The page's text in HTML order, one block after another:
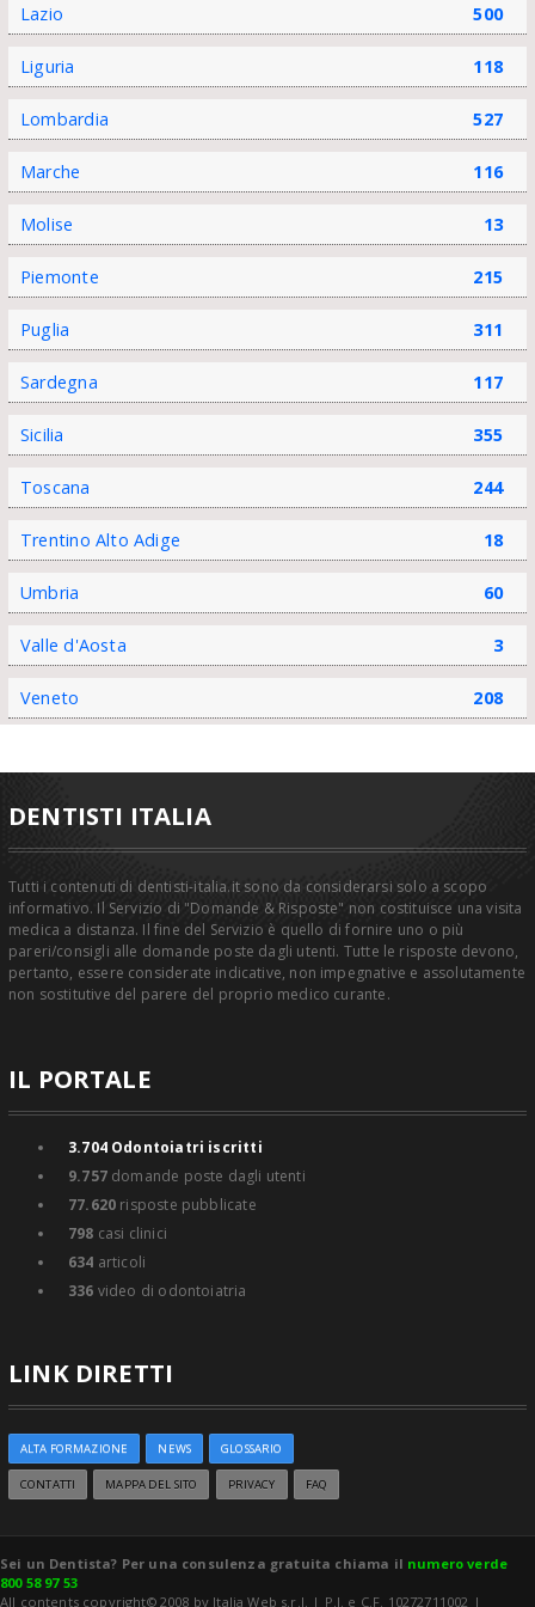
Lazio 500
Liguria 118
Lombardia 527
Marche 116
Molise 13
Piemonte 215
Puglia 311
Sardegna 117
Sicilia 355
Toscana 244
Trentino Alto Adige 18
Umbria 60
Valle d'Aosta 3
Veneto 208
DENTISTI ITALIA
Tutti i contenuti di dentisti-italia.it sono da considerarsi solo a scopo
informativo. Il Servizio di "Domande & Risposte" non costituisce una visita
medica a distanza. Il fine del Servizio è quello di fornire uno o più
pareri/consigli alle domande poste dagli utenti. Tutte le risposte devono,
pertanto, essere considerate indicative, non impegnative e assolutamente
non sostitutive del parere del proprio medico curante.
IL PORTALE
3.704Odontoiatri iscritti
9.757domande poste dagli utenti
77.620 risposte pubblicate
798 casi clinici
634 articoli
336 video di odontoiatria
LINK DIRETTI
ALTA FORMAZIONE NEWS GLOSSARIO
CONTATTI MAPPA DEL SITO PRIVACY FAQ
Sei un Dentista? Per una consulenza gratuita chiama il numero verde
800 58 97 53
All contents copyright© 2008 by Italia Web s.r.l. | P.I. e C.F. 10272711002 |